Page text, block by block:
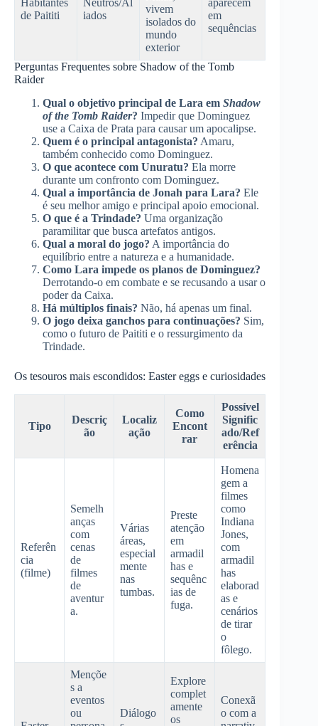
Habitantes
de Paititi
Neutros/Al
iados
vivem
isolados do
mundo
exterior
aparecem
em
sequências
Perguntas Frequentes sobre Shadow of the Tomb
Raider
Qual o objetivo principal de Lara em Shadow
of the Tomb Raider? Impedir que Dominguez
use a Caixa de Prata para causar um apocalipse.
Quem é o principal antagonista? Amaru,
também conhecido como Dominguez.
O que acontece com Unuratu? Ela morre
durante um confronto com Dominguez.
Qual a importância de Jonah para Lara? Ele
é seu melhor amigo e principal apoio emocional.
O que é a Trindade? Uma organização
paramilitar que busca artefatos antigos.
Qual a moral do jogo? A importância do
equilíbrio entre a natureza e a humanidade.
Como Lara impede os planos de Dominguez?
Derrotando-o em combate e se recusando a usar o
poder da Caixa.
Há múltiplos finais? Não, há apenas um final.
O jogo deixa ganchos para continuações? Sim,
como o futuro de Paititi e o ressurgimento da
Trindade.
Os tesouros mais escondidos: Easter eggs e curiosidades
Tipo
Descriç
ão
Localiz
ação
Como
Encont
rar
Possível
Signific
ado/Ref
erência
Referên
cia
(filme)
Semelh
anças
com
cenas
de
filmes
de
aventur
a.
Várias
áreas,
especial
mente
nas
tumbas.
Preste
atenção
em
armadil
has e
sequênc
ias de
fuga.
Homena
gem a
filmes
como
Indiana
Jones,
com
armadil
has
elaborad
as e
cenários
de tirar
o
fôlego.
Mençõe
s a
eventos
ou
Diálogo
Explore
complet
amente
os
Conexã
o com a